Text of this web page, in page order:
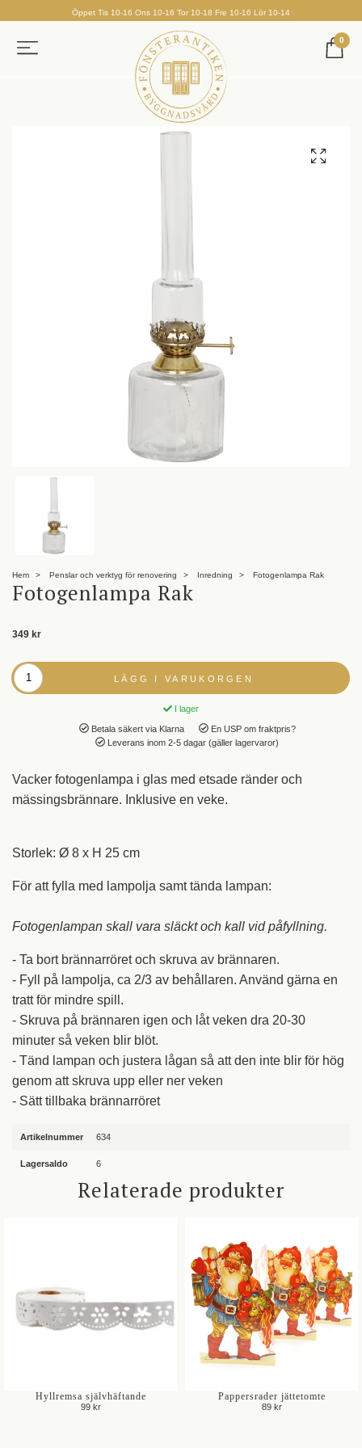
Öppet Tis 10-16 Ons 10-16 Tor 10-18 Fre 10-16 Lör 10-14
0
Hem Penslar och verktyg för renovering Inredning Fotogenlampa Rak
Fotogenlampa Rak
349 kr
LÄGG I VARUKORGEN
I lager
Betala säkert via Klarna
En USP om fraktpris?
Leverans inom 2-5 dagar (gäller lagervaror)
Vacker fotogenlampa i glas med etsade ränder och
mässingsbrännare. Inklusive en veke.
Storlek: Ø 8 x H 25 cm
För att fylla med lampolja samt tända lampan:
Fotogenlampan skall vara släckt och kall vid påfyllning.
- Ta bort brännarröret och skruva av brännaren.
- Fyll på lampolja, ca 2/3 av behållaren. Använd gärna en
tratt för mindre spill.
- Skruva på brännaren igen och låt veken dra 20-30
minuter så veken blir blöt.
- Tänd lampan och justera lågan så att den inte blir för hög
genom att skruva upp eller ner veken
- Sätt tillbaka brännarröret
Artikelnummer 634
Lagersaldo 6
Relaterade produkter
Hyllremsa självhäftande
99 kr
Pappersrader jättetomte
89 kr